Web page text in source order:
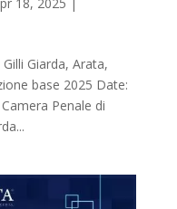
Giarda, Arata,
base 2025 Date:
Penale di